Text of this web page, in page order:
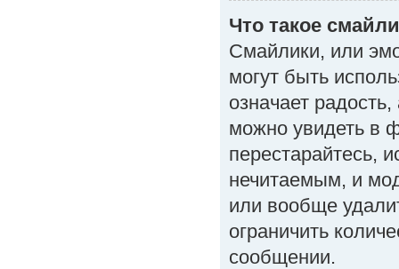
Что такое
Смайлики, или
могут быть
означает
можно увидеть в
перестарайтесь,
нечитаемым, и
или вообще
ограничить
сообщении.